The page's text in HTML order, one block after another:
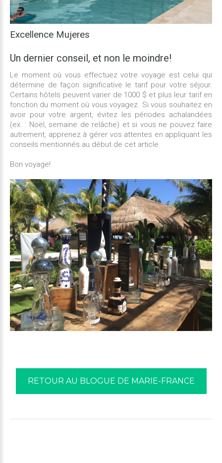
Excellence Mujeres
Un dernier conseil, et non le moindre!
Le moment où vous effectuez votre voyage est celui qui
détermine de façon significative le tarif pour votre séjour.
Certains hôtels peuvent varier de 1000 $ et plus leur tarif en
fonction du moment où vous voyagez. Si vous souhaitez en
avoir pour votre argent, évitez les périodes achalandées
(ex. : Noël, semaine de relâche) et si vous ne pouvez faire
autrement, apprenez à gérer vos attentes en appliquant les
conseils mentionnés au début de cet article.
Bon voyage!
RETOUR AU BLOGUE DE MARIE-FRANCE